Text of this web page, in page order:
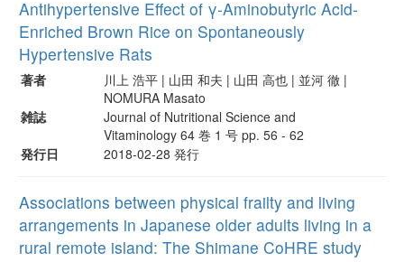
Antihypertensive Effect of γ-Aminobutyric Acid-
Enriched Brown Rice on Spontaneously
Hypertensive Rats
著者
川上 浩平 | 山田 和夫 | 山田 高也 | 並河 徹 |
NOMURA Masato
雑誌
Journal of Nutritional Science and
Vitaminology 64 巻 1 号 pp. 56 - 62
発行日
2018-02-28 発行
Associations between physical frailty and living
arrangements in Japanese older adults living in a
rural remote island: The Shimane CoHRE study